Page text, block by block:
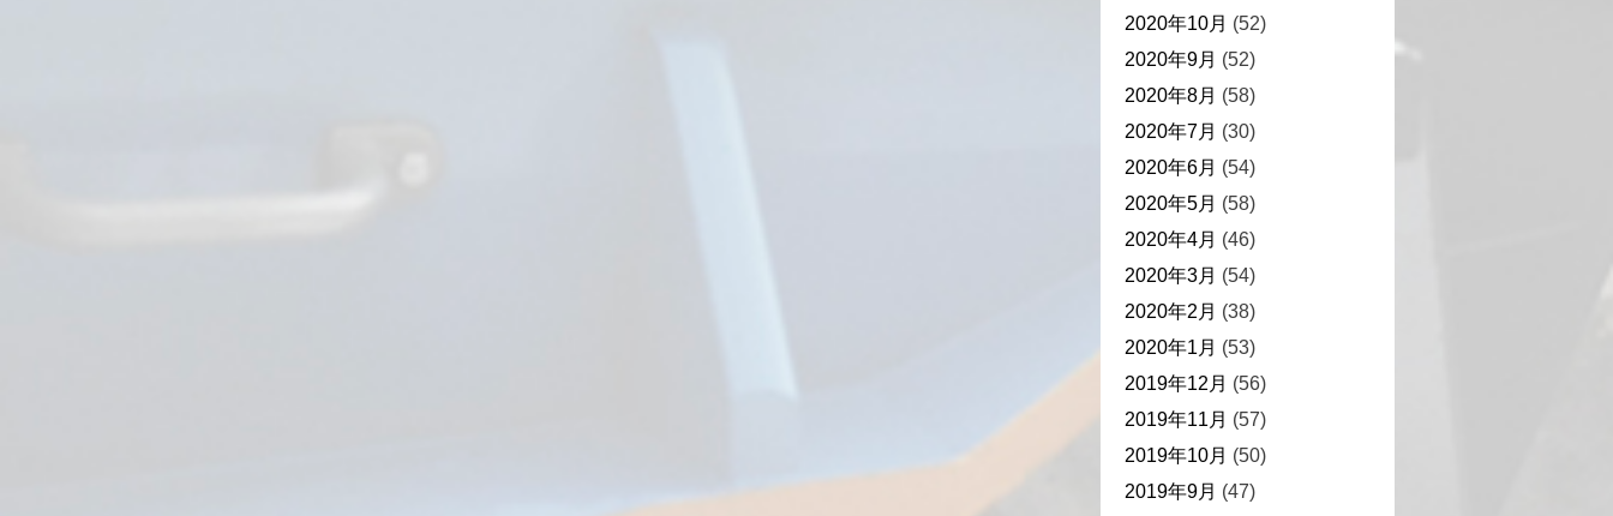
2020年10月 (52)
2020年9月 (52)
2020年8月 (58)
2020年7月 (30)
2020年6月 (54)
2020年5月 (58)
2020年4月 (46)
2020年3月 (54)
2020年2月 (38)
2020年1月 (53)
2019年12月 (56)
2019年11月 (57)
2019年10月 (50)
2019年9月 (47)